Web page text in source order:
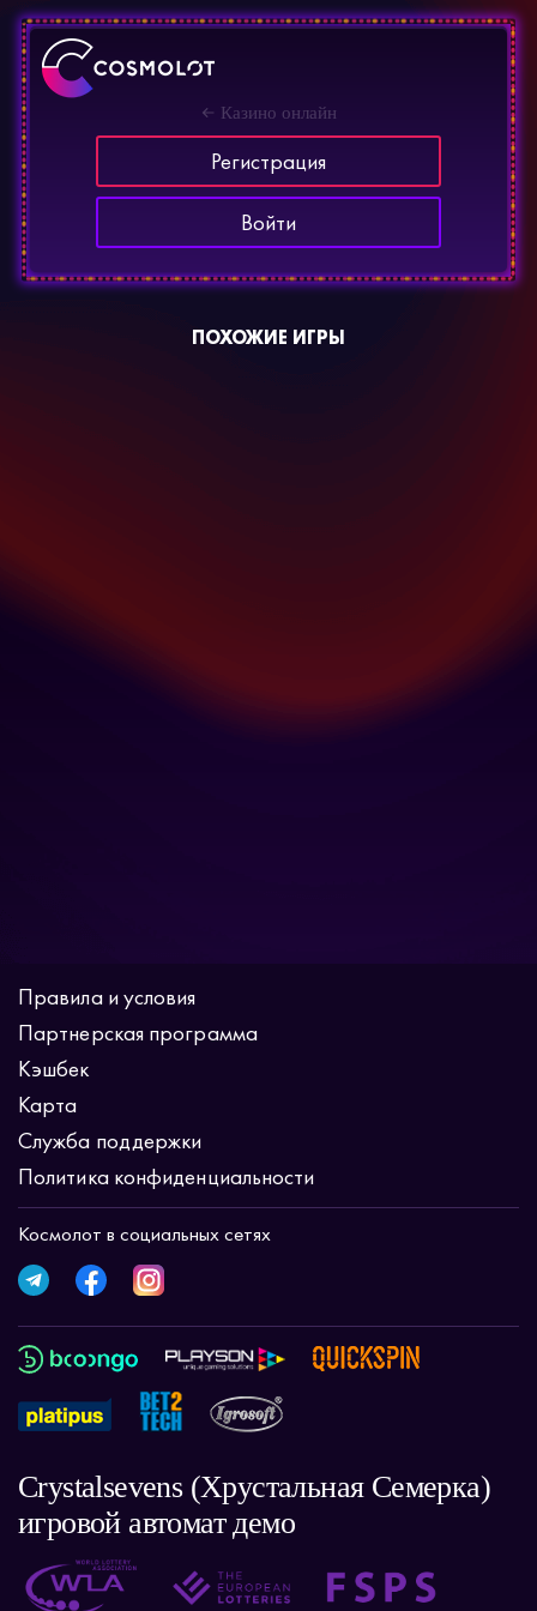
Казино онлайн
Регистрация
Войти
ПОХОЖИЕ ИГРЫ
Правила и условия
Партнерская программа
Кэшбек
Карта
Служба поддержки
Политика конфиденциальности
Космолот в социальных сетях
Crystalsevens (Хрустальная Семерка)
игровой автомат демо